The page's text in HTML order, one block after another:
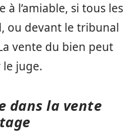
à l’amiable, si tous les
ou devant le tribunal
vente du bien peut
juge.
dans la vente